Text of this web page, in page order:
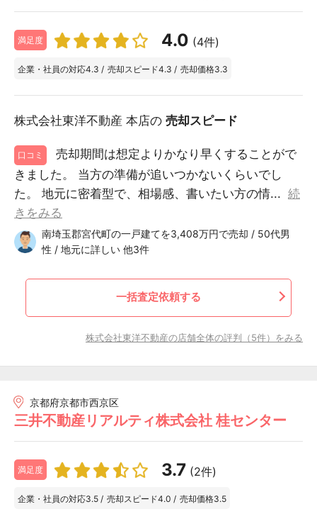
満足度 4.0 (4件)
企業・社員の対応4.3 / 売却スピード4.3 / 売却価格3.3
株式会社東洋不動産 本店の 売却スピード
口コミ
売却期間は想定よりかなり早くすることがで
きました。 当方の準備が追いつかないくらいでし
た。 地元に密着型で、相場感、書いたい方の情... 続
きをみる
南埼玉郡宮代町の一戸建てを3,408万円で売却 / 50代男
性 / 地元に詳しい 他3件
一括査定依頼する
株式会社東洋不動産の店舗全体の評判（5件）をみる
京都府京都市西京区
三井不動産リアルティ株式会社 桂センター
満足度 3.7 (2件)
企業・社員の対応3.5 / 売却スピード4.0 / 売却価格3.5